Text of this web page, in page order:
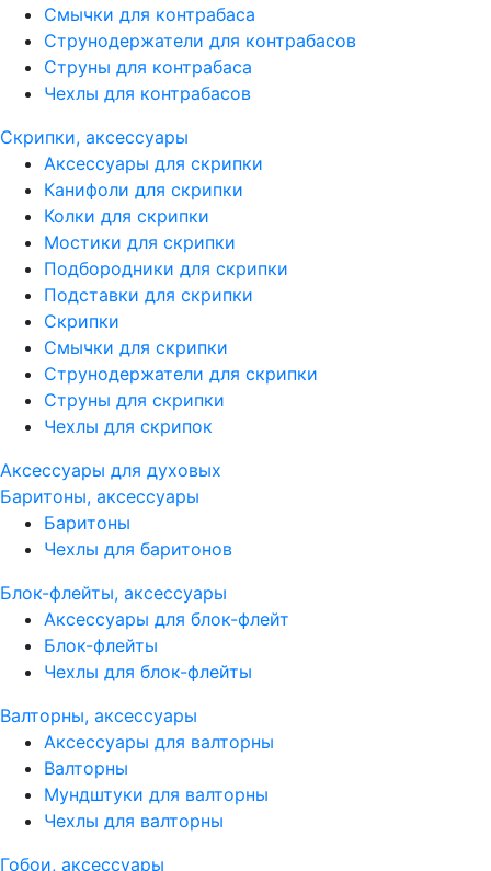
Смычки для контрабаса
Струнодержатели для контрабасов
Струны для контрабаса
Чехлы для контрабасов
Скрипки, аксессуары
Аксессуары для скрипки
Канифоли для скрипки
Колки для скрипки
Мостики для скрипки
Подбородники для скрипки
Подставки для скрипки
Скрипки
Смычки для скрипки
Струнодержатели для скрипки
Струны для скрипки
Чехлы для скрипок
Аксессуары для духовых
Баритоны, аксессуары
Баритоны
Чехлы для баритонов
Блок-флейты, аксессуары
Аксессуары для блок-флейт
Блок-флейты
Чехлы для блок-флейты
Валторны, аксессуары
Аксессуары для валторны
Валторны
Мундштуки для валторны
Чехлы для валторны
Гобои, аксессуары